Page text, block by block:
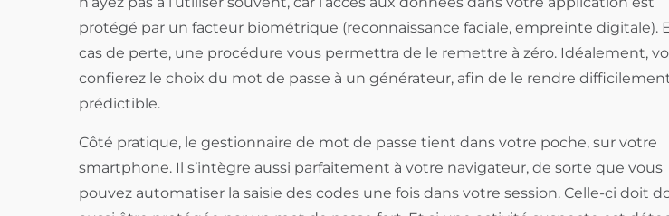
protégé par un facteur biométrique (reconnaissance faciale, empreinte digitale).
cas de perte, une procédure vous permettra de le remettre à zéro. Idéalement,
confierez le choix du mot de passe à un générateur, afin de le rendre
prédictible.
Côté pratique, le gestionnaire de mot de passe tient dans votre poche, sur votre
smartphone. Il s’intègre aussi parfaitement à votre navigateur, de sorte que vous
pouvez automatiser la saisie des codes une fois dans votre session. Celle-ci doit